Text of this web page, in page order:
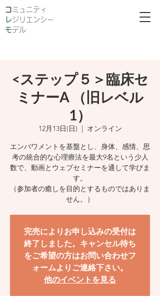
​ミュニティ
レジリエンシー
モデル
<ステップ５＞臨床セ
ミナーA （旧レベル
1）
12月13日(日)
  |
オンライン
エンパワメントを基盤とし、身体、感情、思
考の統合的な心理療法を最大9名という少人
数で、動画とウェブセミナーを通して学びま
す。
（参加者の癒しを目的とするものではありま
完売によりお申し込みの受付は
終了しました。キャンセル待ち
をご希望の方はお問い合わせフ
ォームよりご連絡下さい。
他のイベントを見る